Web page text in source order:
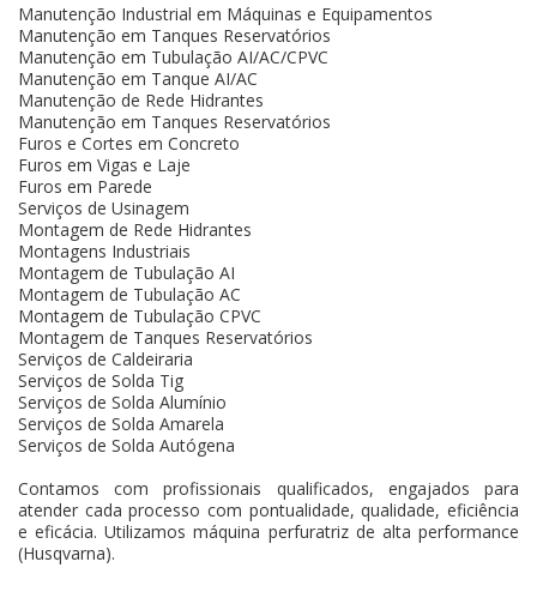
Manutenção Industrial em Máquinas e Equipamentos
Manutenção em Tanques Reservatórios
Manutenção em Tubulação AI/AC/CPVC
Manutenção em Tanque AI/AC
Manutenção de Rede Hidrantes
Manutenção em Tanques Reservatórios
Furos e Cortes em Concreto
Furos em Vigas e Laje
Furos em Parede
Serviços de Usinagem
Montagem de Rede Hidrantes
Montagens Industriais
Montagem de Tubulação AI
Montagem de Tubulação AC
Montagem de Tubulação CPVC
Montagem de Tanques Reservatórios
Serviços de Caldeiraria
Serviços de Solda Tig
Serviços de Solda Alumínio
Serviços de Solda Amarela
Serviços de Solda Autógena
Contamos com profissionais qualificados, engajados para
atender cada processo com pontualidade, qualidade, eficiência
e eficácia. Utilizamos máquina perfuratriz de alta performance
(Husqvarna).